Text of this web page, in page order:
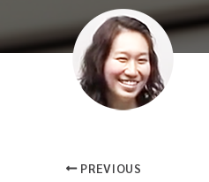
PREVIOUS